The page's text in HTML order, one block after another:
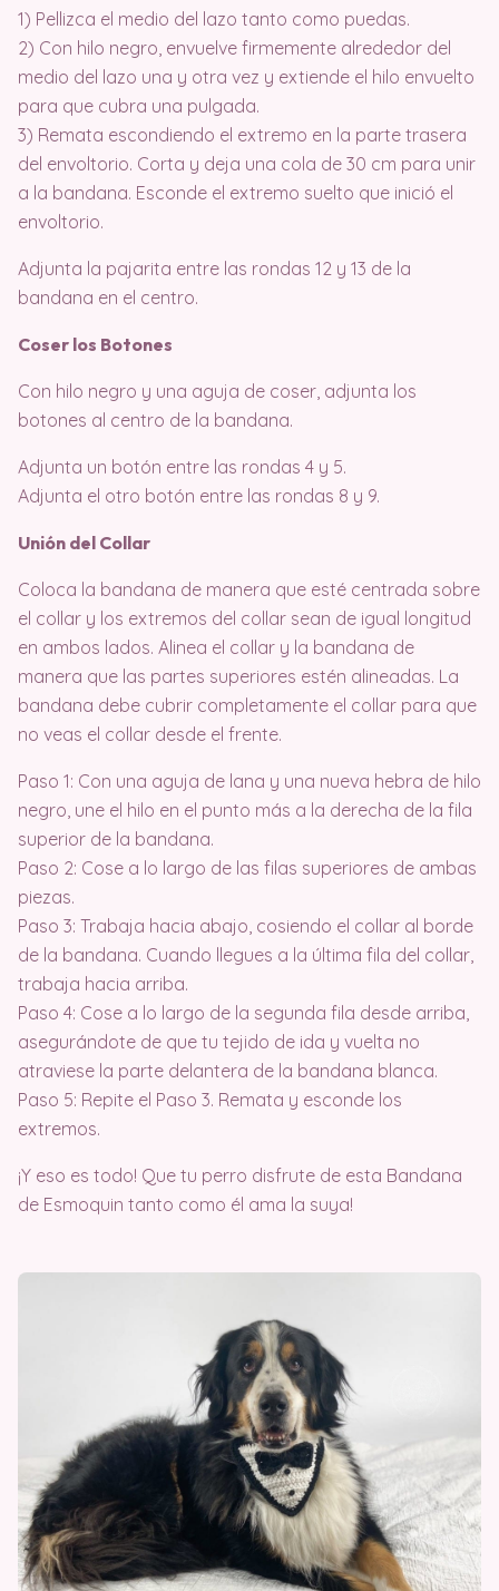
1) Pellizca el medio del lazo tanto como puedas.
2) Con hilo negro, envuelve firmemente alrededor del
medio del lazo una y otra vez y extiende el hilo envuelto
para que cubra una pulgada.
3) Remata escondiendo el extremo en la parte trasera
del envoltorio. Corta y deja una cola de 30 cm para unir
a la bandana. Esconde el extremo suelto que inició el
envoltorio.
Adjunta la pajarita entre las rondas 12 y 13 de la
bandana en el centro.
Coser los Botones
Con hilo negro y una aguja de coser, adjunta los
botones al centro de la bandana.
Adjunta un botón entre las rondas 4 y 5.
Adjunta el otro botón entre las rondas 8 y 9.
Unión del Collar
Coloca la bandana de manera que esté centrada sobre
el collar y los extremos del collar sean de igual longitud
en ambos lados. Alinea el collar y la bandana de
manera que las partes superiores estén alineadas. La
bandana debe cubrir completamente el collar para que
no veas el collar desde el frente.
Paso 1: Con una aguja de lana y una nueva hebra de hilo
negro, une el hilo en el punto más a la derecha de la fila
superior de la bandana.
Paso 2: Cose a lo largo de las filas superiores de ambas
piezas.
Paso 3: Trabaja hacia abajo, cosiendo el collar al borde
de la bandana. Cuando llegues a la última fila del collar,
trabaja hacia arriba.
Paso 4: Cose a lo largo de la segunda fila desde arriba,
asegurándote de que tu tejido de ida y vuelta no
atraviese la parte delantera de la bandana blanca.
Paso 5: Repite el Paso 3. Remata y esconde los
extremos.
¡Y eso es todo! Que tu perro disfrute de esta Bandana
de Esmoquin tanto como él ama la suya!